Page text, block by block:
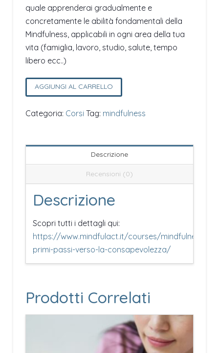
quale apprenderai gradualmente e
concretamente le abilità fondamentali della
Mindfulness, applicabili in ogni area della tua
vita (famiglia, lavoro, studio, salute, tempo
libero ecc..)
CORSO
MINDFULNESS
–
verso
la
AGGIUNGI AL CARRELLO
Categoria: Corsi Tag: mindfulness
Descrizione
Recensioni (0)
Descrizione
Scopri tutti i dettagli qui:
https://www.mindfulact.it/courses/mindfulness-
primi-passi-verso-la-consapevolezza/
Prodotti Correlati